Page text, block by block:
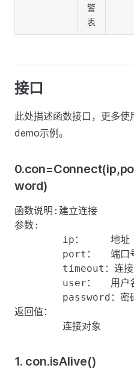
警
表
接口
此处描述函数接口，更多
demo示例。
word)
函数说明:建立连接
参数:
返回值：
1. con.isAlive()